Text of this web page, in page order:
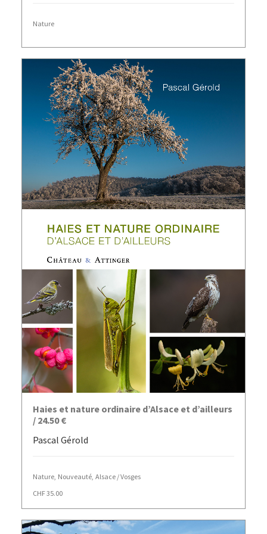
Nature
AJOUTER AU PANIER
Haies et nature ordinaire d’Alsace et d’ailleurs
/ 24.50 €
Pascal Gérold
Nature, Nouveauté, Alsace / Vosges
CHF35.00